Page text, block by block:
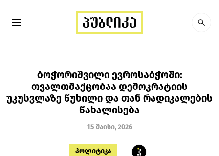
ბოჭორიშვილი ევროსაბჭოში:
თვალთმაქცობაა დემოკრატიის
უკუსვლაზე წუხილი და თან რადიკალების
წახალისება
15 მაისი, 2026
პოლიტიკა